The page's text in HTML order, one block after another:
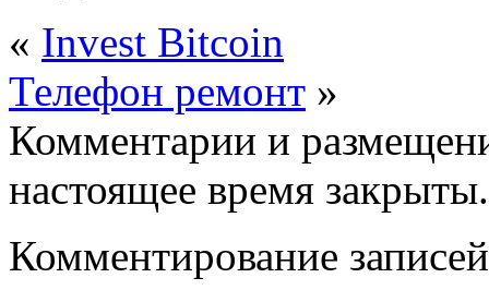
« Invest Bitcoin
Телефон ремонт »
Комментарии и
настоящее время закрыты.
Комментирование